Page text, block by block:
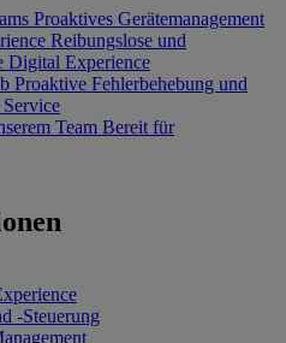
Proaktives Gerätemanagement
Reibungslose und
Digital Experience
Proaktive Fehlerbehebung und
Team Bereit für
-Steuerung